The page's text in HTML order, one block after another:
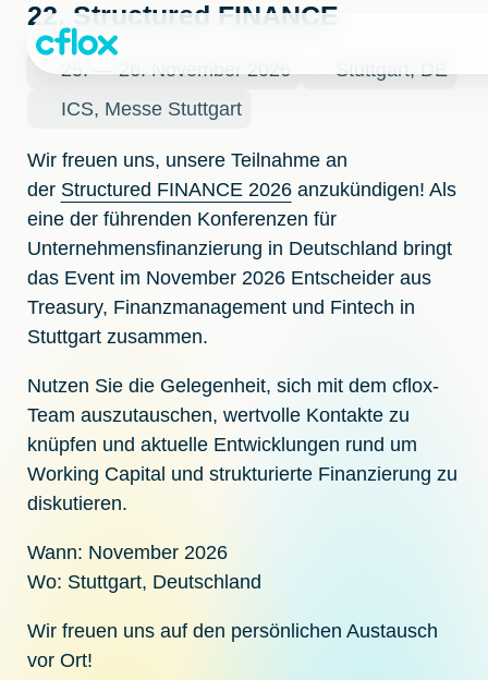
Weiter
Inhalt
22. Structured FINANCE
25. — 26. November 2026
Stuttgart, DE
ICS, Messe Stuttgart
Wir freuen uns, unsere Teilnahme an
der Structured FINANCE 2026anzukündigen! Als
eine der führenden Konferenzen für
Unternehmensfinanzierung in Deutschland bringt
das Event im November 2026 Entscheider aus
Treasury, Finanzmanagement und Fintech in
Stuttgart zusammen.
Nutzen Sie die Gelegenheit, sich mit dem cflox-
Team auszutauschen, wertvolle Kontakte zu
knüpfen und aktuelle Entwicklungen rund um
Working Capital und strukturierte Finanzierung zu
diskutieren.
Wann: November 2026
Wo: Stuttgart, Deutschland
Wir freuen uns auf den persönlichen Austausch
vor Ort!